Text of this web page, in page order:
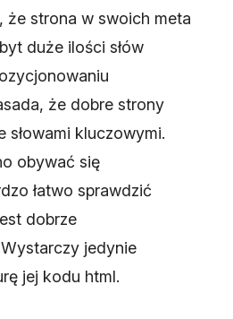
że strona w swoich meta
duże ilości słów
że dobre strony
słowami kluczowymi.
obywać się
łatwo sprawdzić
dobrze
jedynie
jej kodu html.